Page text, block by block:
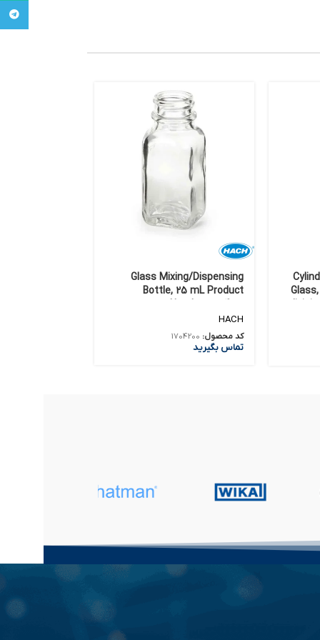
Glass,
Glass Mixing/Dispensing
Bottle, 25 mL Product
HACH
کد محصول: 1704200
تماس بگیرید